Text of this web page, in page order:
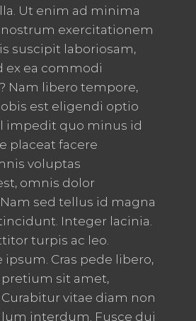
Ut enim ad minima
exercitationem
suscipit laboriosam,
ex ea commodi
Nam libero tempore,
est eligendi optio
impedit quo minus id
placeat facere
voluptas
omnis dolor
sed tellus id magna
Integer lacinia.
turpis ac leo.
Cras pede libero,
sit amet,
vitae diam non
interdum. Fusce dui